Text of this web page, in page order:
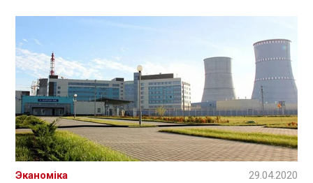
Эканоміка 29.04.2020